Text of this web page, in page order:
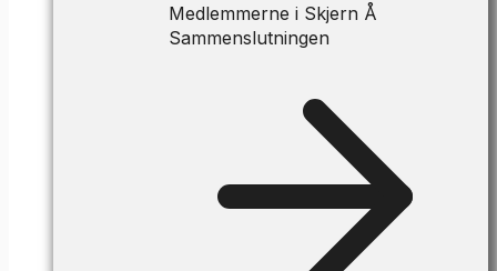
Medlemmerne i Skjern Å
Sammenslutningen